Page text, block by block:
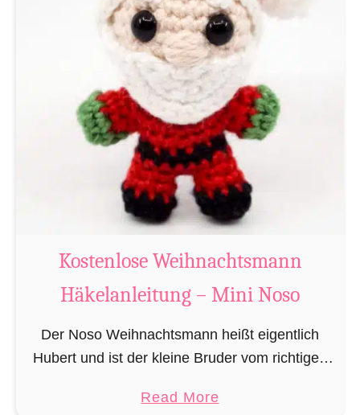
m
i
g
u
r
u
m
i
B
i
e
r
ä
k
Kostenlose Weihnachtsmann
Häkelanleitung – Mini Noso
Der Noso Weihnachtsmann heißt eigentlich
Hubert und ist der kleine Bruder vom richtigen
durch seine Größe, für das knacken der
Read Morea